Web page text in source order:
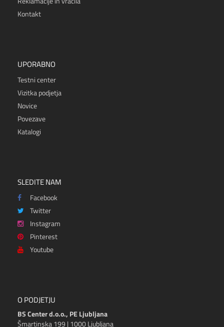
Kontakt
UPORABNO
Testni center
Vizitka podjetja
Novice
Povezave
Katalogi
SLEDITE NAM
Facebook
Twitter
Instagram
Pinterest
Youtube
O PODJETJU
BS Center d.o.o., PE Ljubljana
Šmartinska 199 | 1000 Ljubljana